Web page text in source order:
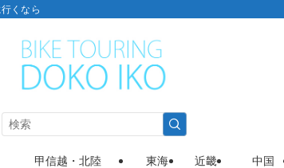
くなら
甲信越・北陸 東海 近畿 中国